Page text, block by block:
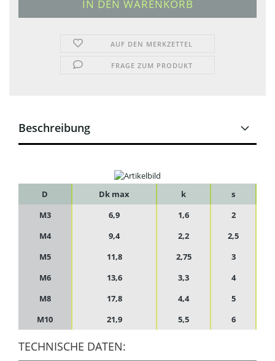
AUF DEN MERKZETTEL
FRAGE ZUM PRODUKT
Beschreibung
D Dk max k
s
M3
6,9 1,6
2
M4
9,4 2,2
2,5
M5
11,8 2,75
3
M6
13,6 3,3
4
M8
17,8 4,4
5
M10
21,9 5,5 6
TECHNISCHE DATEN: